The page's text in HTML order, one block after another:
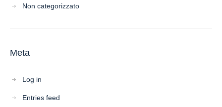
Non categorizzato
Meta
Log in
Entries feed